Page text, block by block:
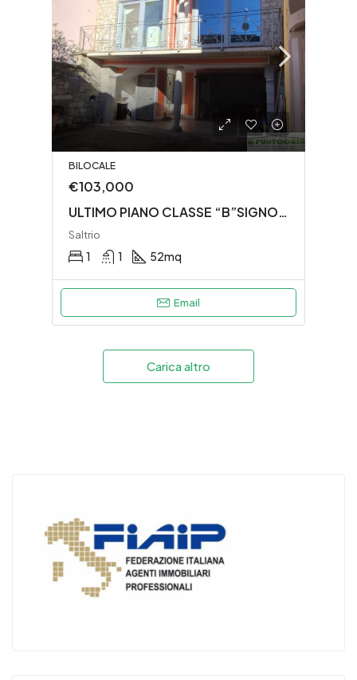
BILOCALE
€103,000
ULTIMO PIANO CLASSE “B”SIGNORILE BILOCALE+BALCONE PANORAMICO
Saltrio
1 1 52mq
Email
Carica altro